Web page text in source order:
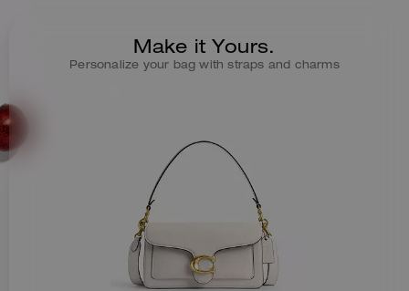
la mano, más corto en el
hombro o cruzado.
Make it Yours.
Personalize your bag with straps and charms